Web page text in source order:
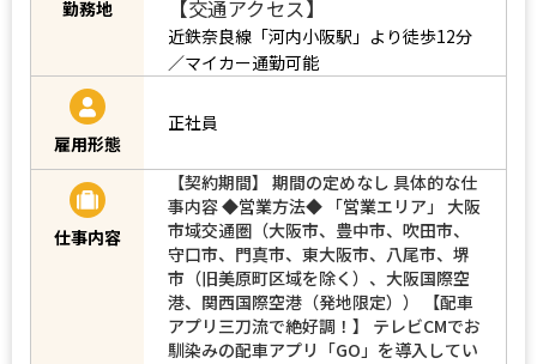
勤務地 【交通アクセス】
近鉄奈良線「河内小阪駅」より徒歩12分
／マイカー通勤可能
雇用形態
正社員
仕事内容
【契約期間】 期間の定めなし 具体的な仕
事内容 ◆営業方法◆ 「営業エリア」 大阪
市域交通圏（大阪市、豊中市、吹田市、
守口市、門真市、東大阪市、八尾市、堺
市（旧美原町区域を除く）、大阪国際空
港、関西国際空港（発地限定）） 【配車
アプリ三刀流で絶好調！】 テレビCMでお
馴染みの配車アプリ「GO」を導入してい